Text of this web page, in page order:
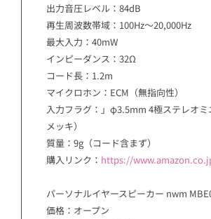
出力音圧レベル：84dB
再生周波数帯域：100Hz〜20,000Hz
最大入力：40mW
インピーダンス：32Ω
コード長：1.2m
マイクロホン：ECM（無指向性）
入力フラグ：」φ3.5mm 4極ステレオ
メッキ）
質量：9g（コード含まず）
購入リンク： https://
パーソナルイヤースピーカー nwm
価格：オープン